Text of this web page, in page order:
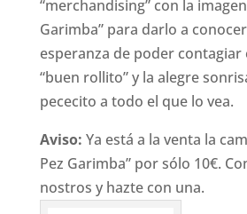
“merchandising” con la
Garimba” para darlo a
esperanza de poder contagiar
“buen rollito” y la alegre
pececito a todo el que lo vea.
Aviso: Ya está a la venta la
Pez Garimba” por sólo 10€.
nostros y hazte con una.